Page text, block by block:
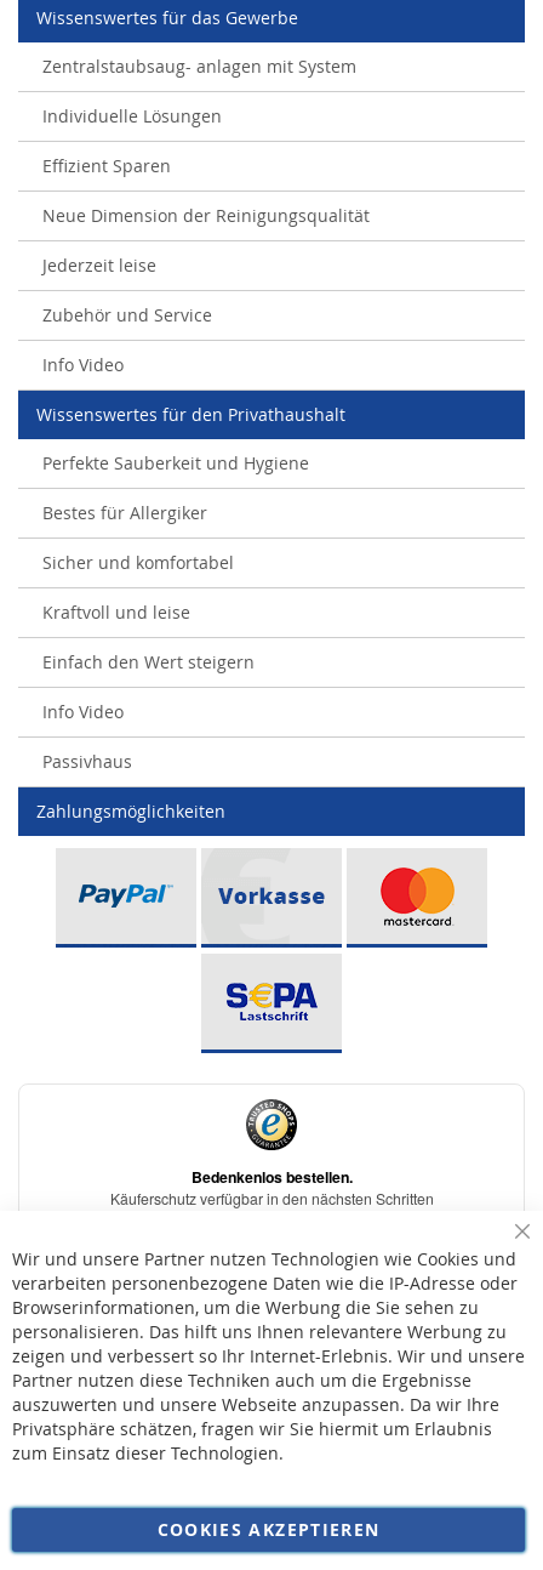
Wissenswertes für das Gewerbe
Zentralstaubsaug- anlagen mit System
Individuelle Lösungen
Effizient Sparen
Neue Dimension der Reinigungsqualität
Jederzeit leise
Zubehör und Service
Info Video
Wissenswertes für den Privathaushalt
Perfekte Sauberkeit und Hygiene
Bestes für Allergiker
Sicher und komfortabel
Kraftvoll und leise
Einfach den Wert steigern
Info Video
Passivhaus
Zahlungsmöglichkeiten
* Bei der Lieferung auf deutsche Inseln wird ein Inselzuschlag von 15,00 € auf die
Versandkosten erhoben.
AGB
Widerruf
Datenschutz
Impressum
Wir und unsere Partner nutzen Technologien wie Cookies und
verarbeiten personenbezogene Daten wie die IP-Adresse oder
Browserinformationen, um die Werbung die Sie sehen zu
personalisieren. Das hilft uns Ihnen relevantere Werbung zu
zeigen und verbessert so Ihr Internet-Erlebnis. Wir und unsere
Partner nutzen diese Techniken auch um die Ergebnisse
auszuwerten und unsere Webseite anzupassen. Da wir Ihre
Privatsphäre schätzen, fragen wir Sie hiermit um Erlaubnis
zum Einsatz dieser Technologien.
COOKIES AKZEPTIEREN